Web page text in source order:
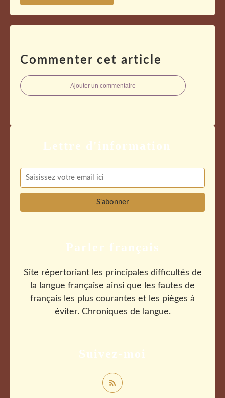
Commenter cet article
Ajouter un commentaire
Suivez-moi
Parler français
Site répertoriant les principales difficultés de
la langue française ainsi que les fautes de
français les plus courantes et les pièges à
éviter. Chroniques de langue.